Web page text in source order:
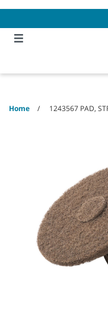
content
navigation
menu
Home 1243567 PAD,